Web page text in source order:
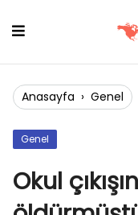
Anasayfa › Genel
Genel
Okul